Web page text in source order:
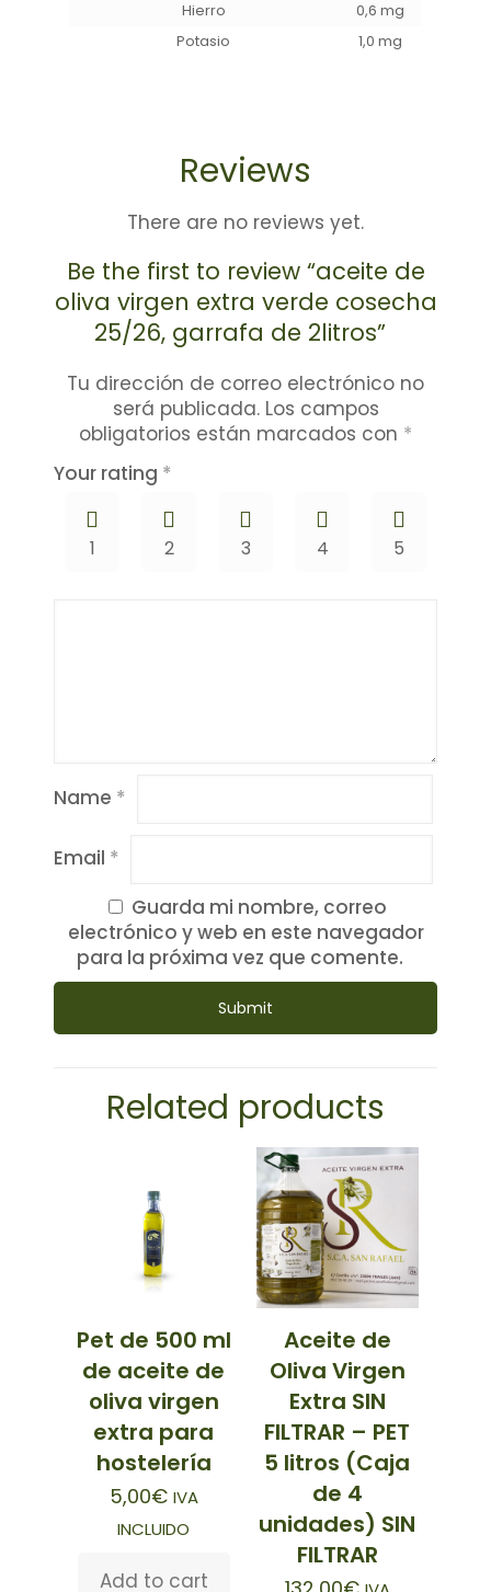
Hierro
0,6 mg
Potasio
1,0 mg
Reviews
There are no reviews yet.
Be the first to review “aceite de
oliva virgen extra verde cosecha
25/26, garrafa de 2litros”
Tu dirección de correo electrónico no
será publicada. Los campos
obligatorios están marcados con *
Your rating *
1 2 3 4 5
Name *
Email *
Guarda mi nombre, correo
electrónico y web en este navegador
para la próxima vez que comente.
Related products
Pet de 500 ml
de aceite de
oliva virgen
extra para
hostelería
5,00€ IVA
INCLUIDO
Add to cart
Aceite de
Oliva Virgen
Extra SIN
FILTRAR – PET
5 litros (Caja
de 4
unidades) SIN
FILTRAR